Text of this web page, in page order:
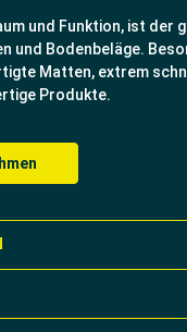
und Funktion, ist der
und Bodenbeläge.
Matten, extrem
Produkte.